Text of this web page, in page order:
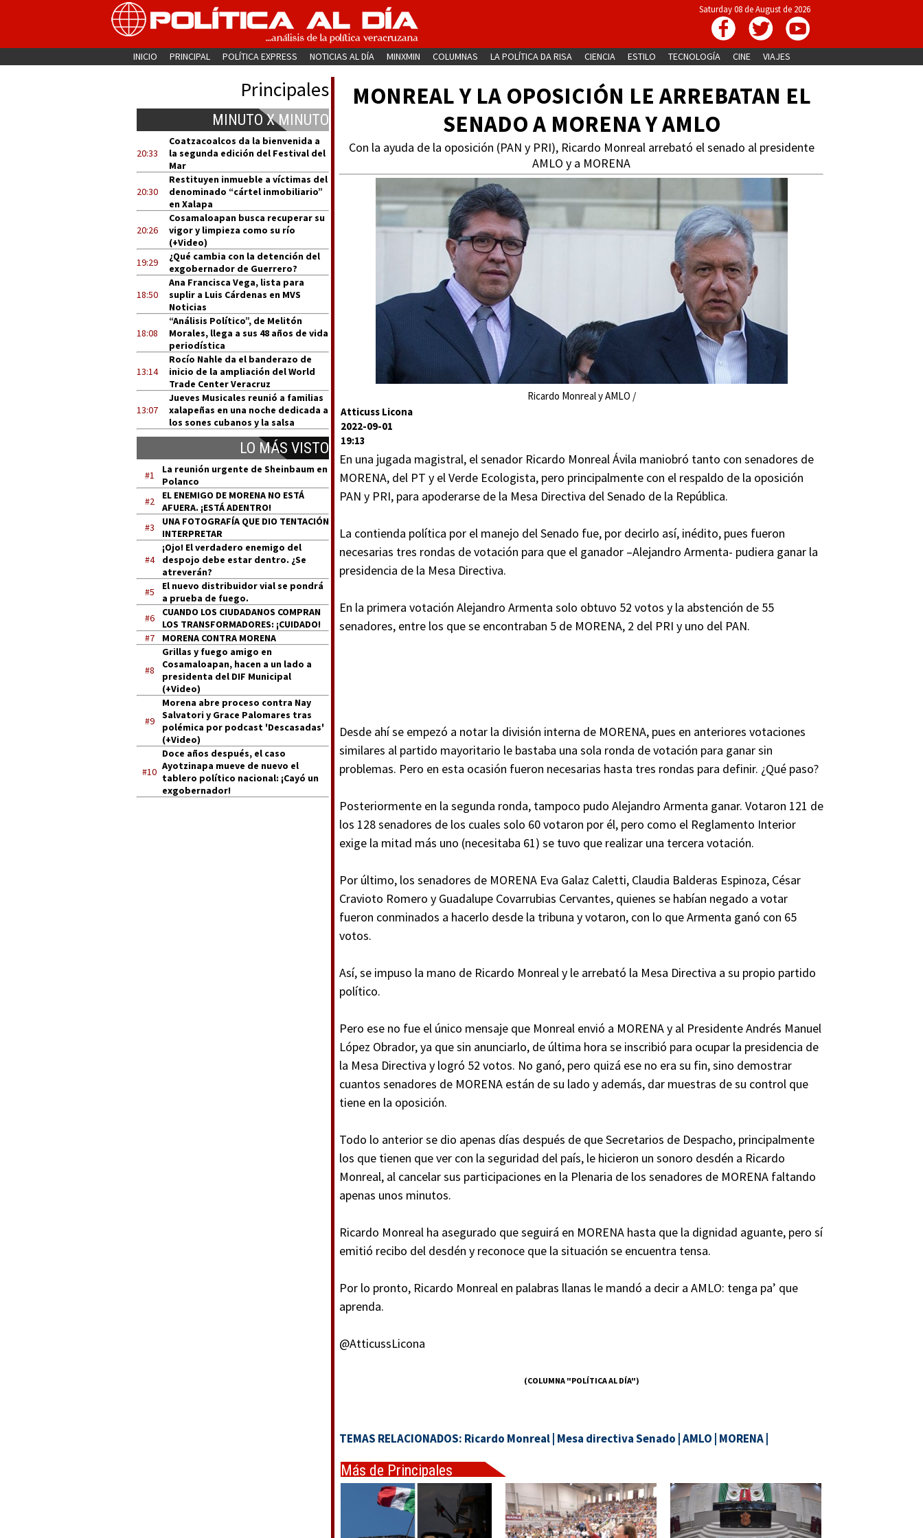
Saturday 08 de August de 2026
INICIO PRINCIPAL POLÍTICA EXPRESS NOTICIAS AL DÍA MINXMIN COLUMNAS LA POLÍTICA DA RISA CIENCIA ESTILO TECNOLOGÍA CINE VIAJES
Principales
MINUTO X MINUTO
20:33
Coatzacoalcos da la bienvenida a
la segunda edición del Festival del
Mar
20:30
Restituyen inmueble a víctimas del
denominado “cártel inmobiliario”
en Xalapa
20:26
Cosamaloapan busca recuperar su
vigor y limpieza como su río
(+Video)
19:29
¿Qué cambia con la detención del
exgobernador de Guerrero?
18:50
Ana Francisca Vega, lista para
suplir a Luis Cárdenas en MVS
Noticias
18:08
“Análisis Político”, de Melitón
Morales, llega a sus 48 años de vida
periodística
13:14
Rocío Nahle da el banderazo de
inicio de la ampliación del World
Trade Center Veracruz
13:07
Jueves Musicales reunió a familias
xalapeñas en una noche dedicada a
los sones cubanos y la salsa
LO MÁS VISTO
#1
La reunión urgente de Sheinbaum en
Polanco
#2
EL ENEMIGO DE MORENA NO ESTÁ
AFUERA. ¡ESTÁ ADENTRO!
#3
UNA FOTOGRAFÍA QUE DIO TENTACIÓN
INTERPRETAR
#4
¡Ojo! El verdadero enemigo del
despojo debe estar dentro. ¿Se
atreverán?
#5
El nuevo distribuidor vial se pondrá
a prueba de fuego.
#6
CUANDO LOS CIUDADANOS COMPRAN
LOS TRANSFORMADORES: ¡CUIDADO!
#7
MORENA CONTRA MORENA
#8
Grillas y fuego amigo en
Cosamaloapan, hacen a un lado a
presidenta del DIF Municipal
(+Video)
#9
Morena abre proceso contra Nay
Salvatori y Grace Palomares tras
polémica por podcast 'Descasadas'
(+Video)
#10
Doce años después, el caso
Ayotzinapa mueve de nuevo el
tablero político nacional: ¡Cayó un
exgobernador!
MONREAL Y LA OPOSICIÓN LE ARREBATAN EL
SENADO A MORENA Y AMLO
Con la ayuda de la oposición (PAN y PRI), Ricardo Monreal arrebató el senado al presidente
AMLO y a MORENA
Ricardo Monreal y AMLO /
Atticuss Licona
2022-09-01
19:13
En una jugada magistral, el senador Ricardo Monreal Ávila maniobró tanto con senadores de
MORENA, del PT y el Verde Ecologista, pero principalmente con el respaldo de la oposición
PAN y PRI, para apoderarse de la Mesa Directiva del Senado de la República.
La contienda política por el manejo del Senado fue, por decirlo así, inédito, pues fueron
necesarias tres rondas de votación para que el ganador –Alejandro Armenta- pudiera ganar la
presidencia de la Mesa Directiva.
En la primera votación Alejandro Armenta solo obtuvo 52 votos y la abstención de 55
senadores, entre los que se encontraban 5 de MORENA, 2 del PRI y uno del PAN.
Desde ahí se empezó a notar la división interna de MORENA, pues en anteriores votaciones
similares al partido mayoritario le bastaba una sola ronda de votación para ganar sin
problemas. Pero en esta ocasión fueron necesarias hasta tres rondas para definir. ¿Qué paso?
Posteriormente en la segunda ronda, tampoco pudo Alejandro Armenta ganar. Votaron 121 de
los 128 senadores de los cuales solo 60 votaron por él, pero como el Reglamento Interior
exige la mitad más uno (necesitaba 61) se tuvo que realizar una tercera votación.
Por último, los senadores de MORENA Eva Galaz Caletti, Claudia Balderas Espinoza, César
Cravioto Romero y Guadalupe Covarrubias Cervantes, quienes se habían negado a votar
fueron conminados a hacerlo desde la tribuna y votaron, con lo que Armenta ganó con 65
votos.
Así, se impuso la mano de Ricardo Monreal y le arrebató la Mesa Directiva a su propio partido
político.
Pero ese no fue el único mensaje que Monreal envió a MORENA y al Presidente Andrés Manuel
López Obrador, ya que sin anunciarlo, de última hora se inscribió para ocupar la presidencia de
la Mesa Directiva y logró 52 votos. No ganó, pero quizá ese no era su fin, sino demostrar
cuantos senadores de MORENA están de su lado y además, dar muestras de su control que
tiene en la oposición.
Todo lo anterior se dio apenas días después de que Secretarios de Despacho, principalmente
los que tienen que ver con la seguridad del país, le hicieron un sonoro desdén a Ricardo
Monreal, al cancelar sus participaciones en la Plenaria de los senadores de MORENA faltando
apenas unos minutos.
Ricardo Monreal ha asegurado que seguirá en MORENA hasta que la dignidad aguante, pero sí
emitió recibo del desdén y reconoce que la situación se encuentra tensa.
Por lo pronto, Ricardo Monreal en palabras llanas le mandó a decir a AMLO: tenga pa’ que
aprenda.
@AtticussLicona
(COLUMNA "POLÍTICA AL DÍA")
TEMAS RELACIONADOS: Ricardo Monreal Mesa directiva Senado AMLO MORENA
Más de Principales